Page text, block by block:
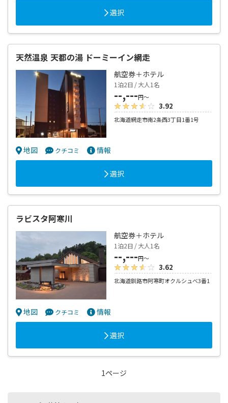
選択
天然温泉 天都の湯 ドーミーイン網走
航空券＋ホテル
1泊2日 / 大人1名
--,---円～
3.92
北海道網走市南2条西3丁目1番1号
地図 クチコミ 情報
選択
ラビスタ阿寒川
航空券＋ホテル
1泊2日 / 大人1名
--,---円～
3.62
北海道釧路市阿寒町オクルシュべ3番1
地図 クチコミ 情報
選択
1ページ